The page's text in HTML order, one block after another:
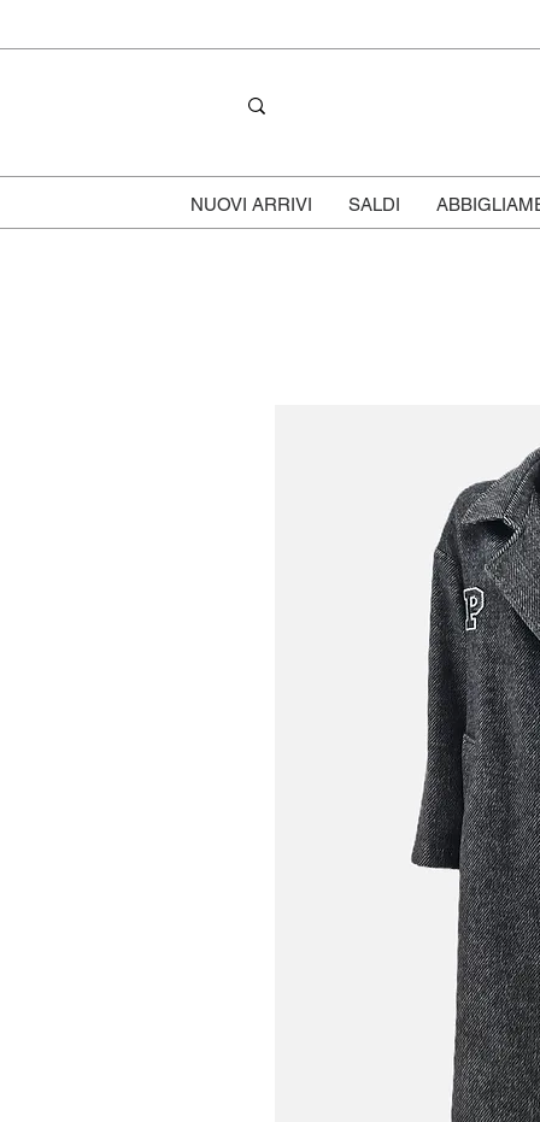
NUOVI ARRIVI SALDI